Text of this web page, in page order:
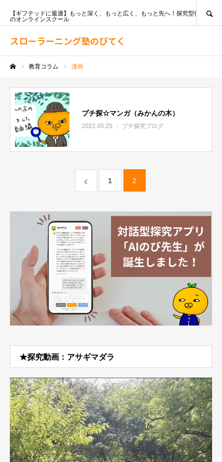
スローラーニング塾のびてく
【ギフテッドに最適】もっと深く、もっと広く、もっと先へ！探究型個別指導
のオンラインスクール
教育コラム 漫画
プチ探☆マンガ（みかんの木）
2022.05.25 プチ探究ブログ
1 2
★探究動画：アサギマダラ
動
画
プ
レ
ー
ヤ
ー